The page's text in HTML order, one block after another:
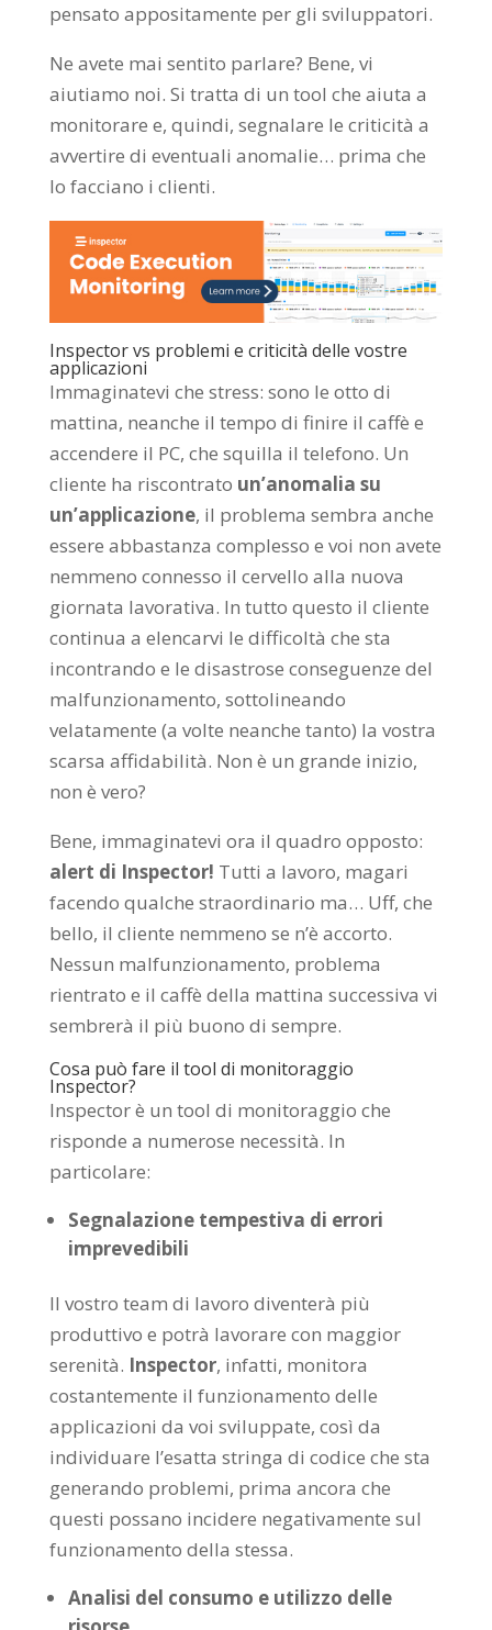
pensato appositamente per gli sviluppatori.
Ne avete mai sentito parlare? Bene, vi
aiutiamo noi. Si tratta di un tool che aiuta a
monitorare e, quindi, segnalare le criticità a
avvertire di eventuali anomalie… prima che
lo facciano i clienti.
Inspector vs problemi e criticità delle vostre
applicazioni
Immaginatevi che stress: sono le otto di
mattina, neanche il tempo di finire il caffè e
accendere il PC, che squilla il telefono. Un
cliente ha riscontrato un’anomalia su
un’applicazione, il problema sembra anche
essere abbastanza complesso e voi non avete
nemmeno connesso il cervello alla nuova
giornata lavorativa. In tutto questo il cliente
continua a elencarvi le difficoltà che sta
incontrando e le disastrose conseguenze del
malfunzionamento, sottolineando
velatamente (a volte neanche tanto) la vostra
scarsa affidabilità. Non è un grande inizio,
non è vero?
Bene, immaginatevi ora il quadro opposto:
alert di Inspector! Tutti a lavoro, magari
facendo qualche straordinario ma… Uff, che
bello, il cliente nemmeno se n’è accorto.
Nessun malfunzionamento, problema
rientrato e il caffè della mattina successiva vi
sembrerà il più buono di sempre.
Cosa può fare il tool di monitoraggio
Inspector?
Inspector è un tool di monitoraggio che
risponde a numerose necessità. In
particolare:
Segnalazione tempestiva di errori
imprevedibili
Il vostro team di lavoro diventerà più
produttivo e potrà lavorare con maggior
serenità. Inspector, infatti, monitora
costantemente il funzionamento delle
applicazioni da voi sviluppate, così da
individuare l’esatta stringa di codice che sta
generando problemi, prima ancora che
questi possano incidere negativamente sul
funzionamento della stessa.
Analisi del consumo e utilizzo delle